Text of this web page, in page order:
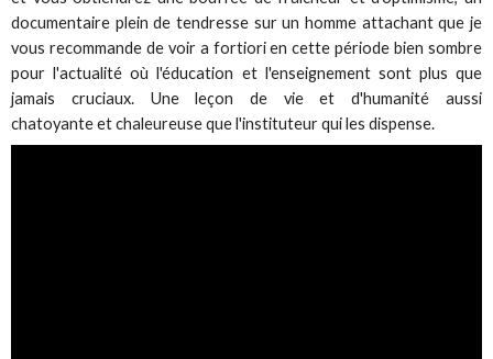
documentaire plein de tendresse sur un homme attachant que je
vous recommande de voir a fortiori en cette période bien sombre
pour l'actualité où l'éducation et l'enseignement sont plus que
jamais cruciaux. Une leçon de vie et d'humanité aussi
chatoyante et chaleureuse que l'instituteur qui les dispense.